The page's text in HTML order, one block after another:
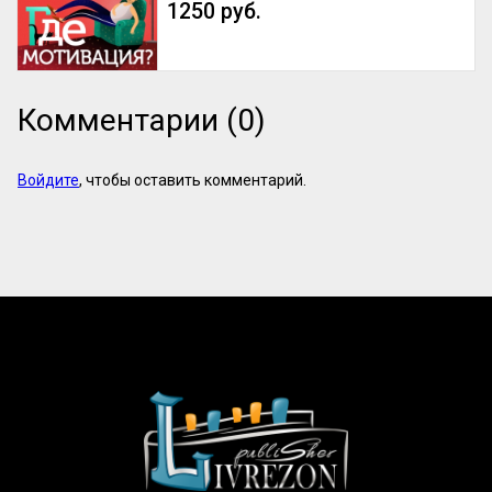
1250 руб.
Комментарии (0)
Войдите, чтобы оставить комментарий.